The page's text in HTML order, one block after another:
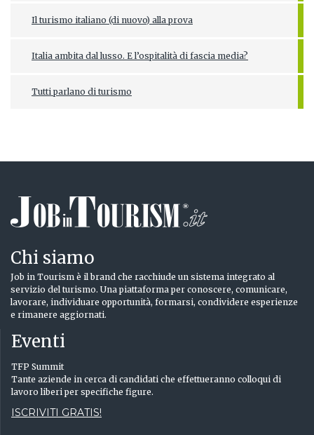
Il turismo italiano (di nuovo) alla prova
Italia ambita dal lusso. E l’ospitalità di fascia media?
Tutti parlano di turismo
Chi siamo
Job in Tourism è il brand che racchiude un sistema integrato al
servizio del turismo. Una piattaforma per conoscere, comunicare,
lavorare, individuare opportunità, formarsi, condividere esperienze
e rimanere aggiornati.
Eventi
TFP Summit
Tante aziende in cerca di candidati che effettueranno colloqui di
lavoro liberi per specifiche figure.
ISCRIVITI GRATIS!